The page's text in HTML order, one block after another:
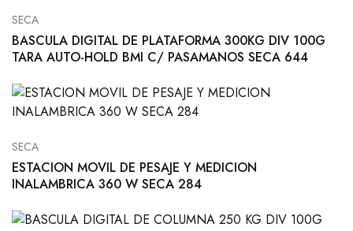
SECA
BASCULA DIGITAL DE PLATAFORMA 300KG DIV 100G
TARA AUTO-HOLD BMI C/ PASAMANOS SECA 644
SECA
ESTACION MOVIL DE PESAJE Y MEDICION
INALAMBRICA 360 W SECA 284